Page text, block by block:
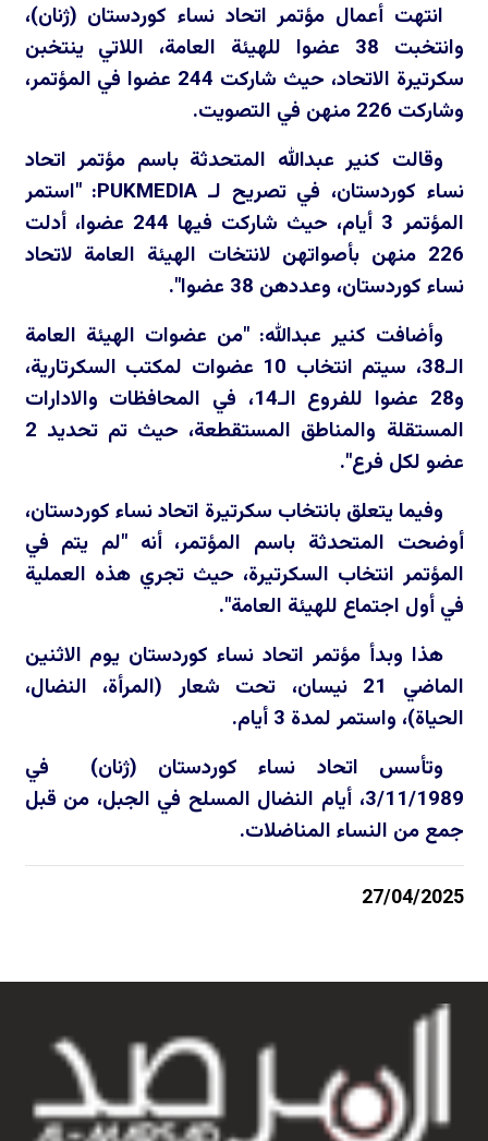
انتهت أعمال مؤتمر اتحاد نساء كوردستان (ژنان)،
وانتخبت 38 عضوا للهيئة العامة، اللاتي ينتخبن
سكرتيرة الاتحاد، حيث شاركت 244 عضوا في المؤتمر،
وشاركت 226 منهن في التصويت.
وقالت كنير عبدالله المتحدثة باسم مؤتمر اتحاد
نساء كوردستان، في تصريح لـ PUKMEDIA: "استمر
المؤتمر 3 أيام، حيث شاركت فيها 244 عضوا، أدلت
226 منهن بأصواتهن لانتخات الهيئة العامة لاتحاد
نساء كوردستان، وعددهن 38 عضوا".
وأضافت كنير عبدالله: "من عضوات الهيئة العامة
الـ38، سيتم انتخاب 10 عضوات لمكتب السكرتارية،
و28 عضوا للفروع الـ14، في المحافظات والادارات
المستقلة والمناطق المستقطعة، حيث تم تحديد 2
عضو لكل فرع".
وفيما يتعلق بانتخاب سكرتيرة اتحاد نساء كوردستان،
أوضحت المتحدثة باسم المؤتمر، أنه "لم يتم في
المؤتمر انتخاب السكرتيرة، حيث تجري هذه العملية
في أول اجتماع للهيئة العامة".
هذا وبدأ مؤتمر اتحاد نساء كوردستان يوم الاثنين
الماضي 21 نيسان، تحت شعار (المرأة، النضال،
الحياة)، واستمر لمدة 3 أيام.
وتأسس اتحاد نساء كوردستان (ژنان) في
3/11/1989، أيام النضال المسلح في الجبل، من قبل
جمع من النساء المناضلات.
27/04/2025